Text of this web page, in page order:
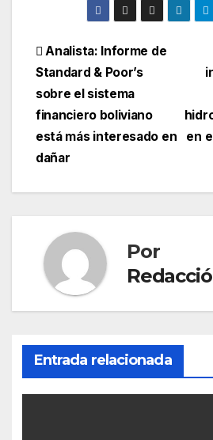
Navegación
de
entradas
en
Analista: Informe de
Standard & Poor’s
sobre el sistema
financiero boliviano
está más interesado en
dañar
Por
Entrada relacionada